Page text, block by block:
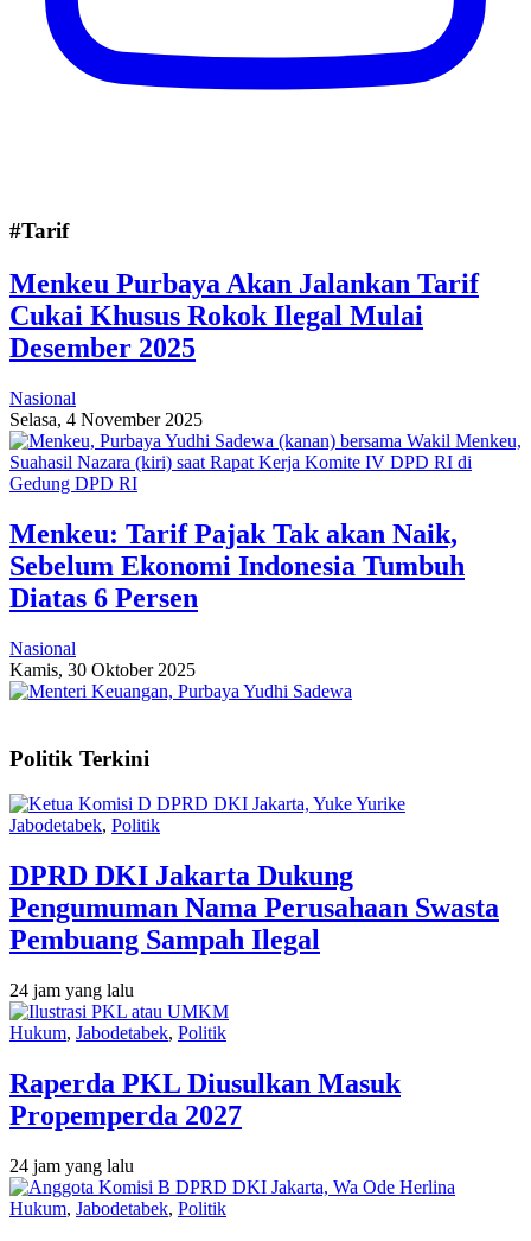
#Tarif
Menkeu Purbaya Akan Jalankan Tarif
Cukai Khusus Rokok Ilegal Mulai
Desember 2025
Nasional
Selasa, 4 November 2025
Menkeu: Tarif Pajak Tak akan Naik,
Sebelum Ekonomi Indonesia Tumbuh
Diatas 6 Persen
Nasional
Kamis, 30 Oktober 2025
Politik Terkini
Jabodetabek, Politik
DPRD DKI Jakarta Dukung
Pengumuman Nama Perusahaan Swasta
Pembuang Sampah Ilegal
24 jam yang lalu
Hukum, Jabodetabek, Politik
Raperda PKL Diusulkan Masuk
Propemperda 2027
24 jam yang lalu
Hukum, Jabodetabek, Politik